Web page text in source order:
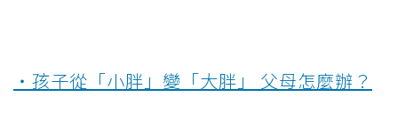
‧孩子從「小胖」變「大胖」 父母怎麼辦？